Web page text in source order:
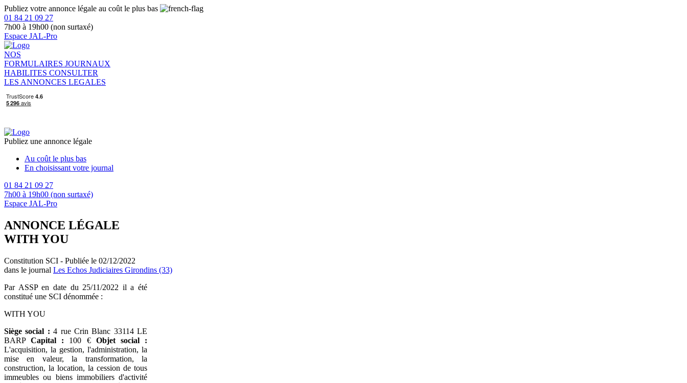
Publiez votre annonce légale au coût le plus bas
01 84 21 09 27
7h00 à 19h00 (non surtaxé)
Espace JAL-Pro
NOS
FORMULAIRES JOURNAUX
HABILITES CONSULTER
LES ANNONCES LEGALES
Publiez une annonce légale
Au coût le plus bas
En choisissant votre journal
01 84 21 09 27
7h00 à 19h00 (non surtaxé)
Espace JAL-Pro
ANNONCE LÉGALE
WITH YOU
Constitution SCI - Publiée le 02/12/2022
dans le journal Les Echos Judiciaires Girondins (33)
Par ASSP en date du 25/11/2022 il a été
constitué une SCI dénommée :
WITH YOU
Siège social : 4 rue Crin Blanc 33114 LE
BARPCapital : 100 € Objet social :
L'acquisition, la gestion, l'administration, la
mise en valeur, la transformation, la
construction, la location, la cession de tous
immeubles ou biens immobiliers d'activité